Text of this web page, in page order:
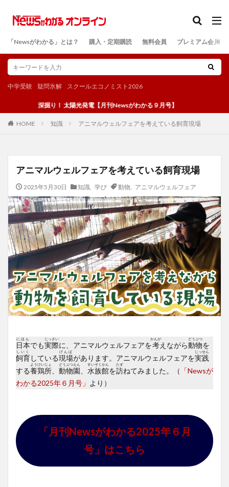
「Newsがわかる」とは？ 購入・定期購読 無料会員 プレミアム会員
中学受験 疑問氷解 スクールエコノミスト2026
深掘り！ 太陽光発電【月刊Newsがわかる９月号】
HOME 知識 アニマルウェルフェアを考えている飼育現場
アニマルウェルフェアを考えている飼育現場
2025年5月30日 知識 学び 動物 アニマルウェルフェア
日本
にほん
でも実際
じっさい
に、アニマルウェルフェアを考
かんが
えながら動物
どうぶつ
を
飼育
しいく
している現場
げんば
があります。アニマルウェルフェアを実践
じっせん
する養鶏所
ようけいじょ
動物園
どうぶつえん
水族館
すいぞくかん
を訪
たず
ねてみました。（ 「Newsが
わかる2025年６月号」 より）
「月刊Newsがわかる2025年６月
号」はこちら
検索